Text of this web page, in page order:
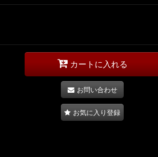
カートに入れる
お問い合わせ
お気に入り登録